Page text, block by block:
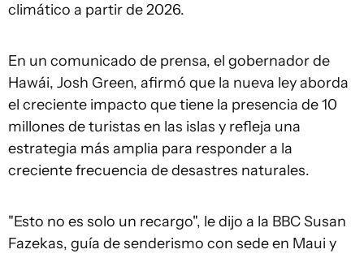
climático a partir de 2026.
En un comunicado de prensa, el gobernador de
Hawái, Josh Green, afirmó que la nueva ley aborda
el creciente impacto que tiene la presencia de 10
millones de turistas en las islas y refleja una
estrategia más amplia para responder a la
creciente frecuencia de desastres naturales.
"Esto no es solo un recargo", le dijo a la BBC Susan
Fazekas, guía de senderismo con sede en Maui y